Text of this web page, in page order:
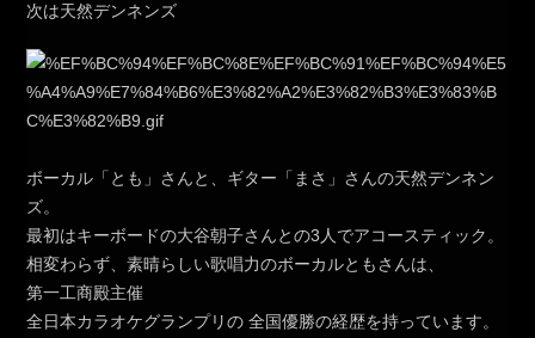
次は天然デンネンズ
ボーカル「とも」さんと、ギター「まさ」さんの天然デンネン
ズ。
最初はキーボードの大谷朝子さんとの3人でアコースティック。
相変わらず、素晴らしい歌唱力のボーカルともさんは、
第一工商殿主催
全日本カラオケグランプリの 全国優勝の経歴を持っています。